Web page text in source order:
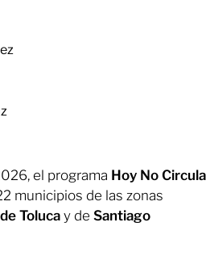
el programa Hoy No Circula
municipios de las zonas
Toluca y de Santiago